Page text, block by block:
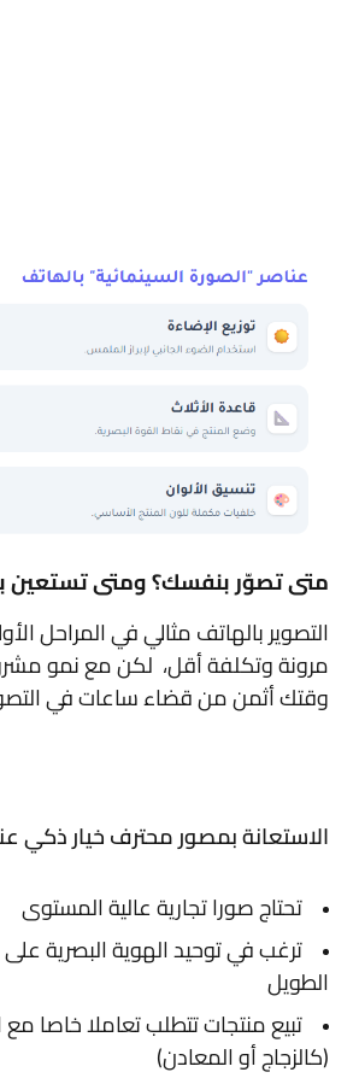
متى تصوّر بنفسك؟ ومتى تستعين
التصوير بالهاتف مثالي في المراحل
مرونة وتكلفة أقل، لكن مع نمو
وقتك أثمن من قضاء ساعات في
الاستعانة بمصور محترف خيار ذكي
تحتاج صورا تجارية عالية المستوى
ترغب في توحيد الهوية البصرية
الطويل
تبيع منتجات تتطلب تعاملا خاصا
(كالزجاج أو المعادن)